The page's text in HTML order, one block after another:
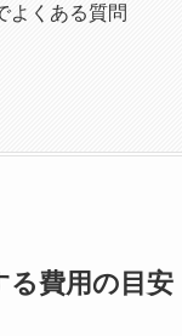
よくある質問
る費用の目安